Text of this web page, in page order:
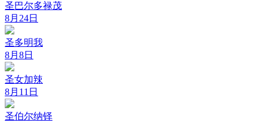
圣巴尔多禄茂
8月24日
圣多明我
8月8日
圣女加辣
8月11日
圣伯尔纳铎